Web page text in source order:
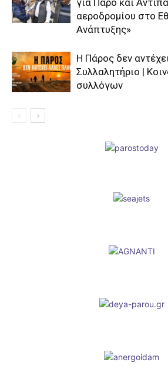
για Πάρο και
αεροδρομίου στο
Ανάπτυξης»
Η Πάρος δεν
Συλλαλητήριο |
συλλόγων